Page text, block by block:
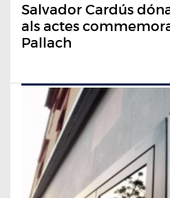
Salvador Cardús
als actes
Pallach